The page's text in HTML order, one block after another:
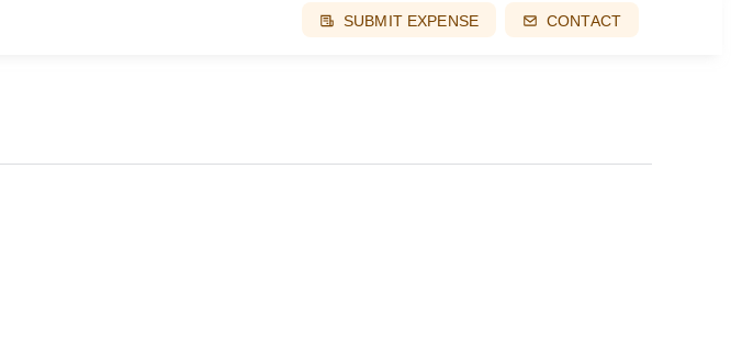
SUBMIT EXPENSE CONTACT